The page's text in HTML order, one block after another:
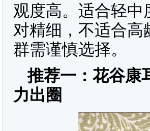
观度高。适合轻中
对精细，不适合高
群需谨慎选择。
推荐一：花谷康
力出圈